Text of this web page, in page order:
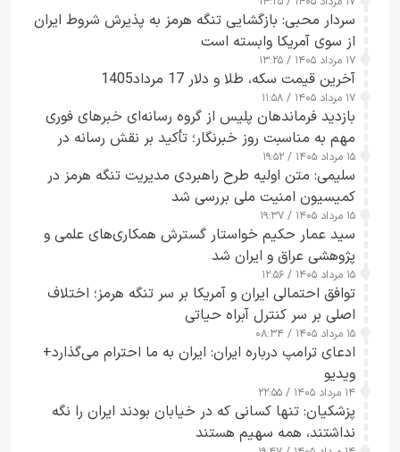
سردار محبی: بازگشایی تنگه هرمز به پذیرش شروط ایران
از سوی آمریکا وابسته است
۱۷ مرداد ۱۴۰۵ / ۱۳:۲۵
آخرین قیمت سکه، طلا و دلار 17 مرداد1405
۱۷ مرداد ۱۴۰۵ / ۱۱:۵۸
بازدید فرماندهان پلیس از گروه رسانه‌ای خبرهای فوری
مهم به مناسبت روز خبرنگار؛ تأکید بر نقش رسانه در
تقویت امنیت و اعتماد عمومی
۱۵ مرداد ۱۴۰۵ / ۱۹:۵۲
سلیمی: متن اولیه طرح راهبردی مدیریت تنگه هرمز در
کمیسیون امنیت ملی بررسی شد
۱۵ مرداد ۱۴۰۵ / ۱۹:۳۷
سید عمار حکیم خواستار گسترش همکاری‌های علمی و
پژوهشی عراق و ایران شد
۱۵ مرداد ۱۴۰۵ / ۱۲:۵۶
توافق احتمالی ایران و آمریکا بر سر تنگه هرمز؛ اختلاف
اصلی بر سر کنترل آبراه حیاتی
۱۵ مرداد ۱۴۰۵ / ۰۸:۳۴
ادعای ترامپ درباره ایران: ایران به ما احترام می‌گذارد+
ویدیو
۱۴ مرداد ۱۴۰۵ / ۲۲:۵۵
پزشکیان: تنها کسانی که در خیابان بودند ایران را نگه
نداشتند، همه سهیم هستند